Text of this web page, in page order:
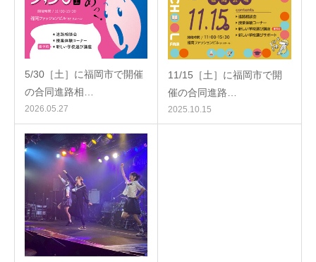
5/30［土］に福岡市で開催
の合同進路相…
2026.05.27
11/15［土］に福岡市で開
催の合同進路…
2025.10.15